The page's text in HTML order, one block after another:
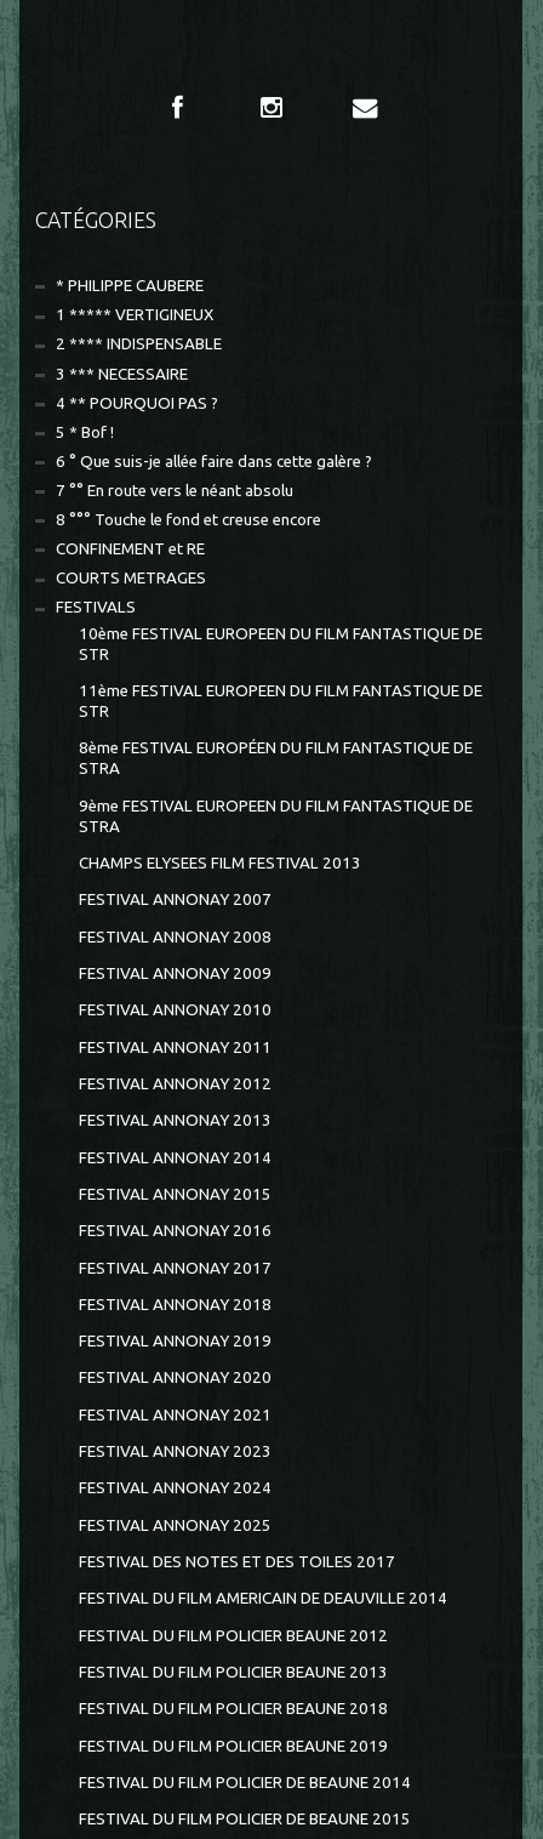
CATÉGORIES
* PHILIPPE CAUBERE
1 ***** VERTIGINEUX
2 **** INDISPENSABLE
3 *** NECESSAIRE
4 ** POURQUOI PAS ?
5 * Bof !
6 ° Que suis-je allée faire dans cette galère ?
7 °° En route vers le néant absolu
8 °°° Touche le fond et creuse encore
CONFINEMENT et RE
COURTS METRAGES
FESTIVALS
10ème FESTIVAL EUROPEEN DU FILM FANTASTIQUE DE
STR
11ème FESTIVAL EUROPEEN DU FILM FANTASTIQUE DE
STR
8ème FESTIVAL EUROPÉEN DU FILM FANTASTIQUE DE
STRA
9ème FESTIVAL EUROPEEN DU FILM FANTASTIQUE DE
STRA
CHAMPS ELYSEES FILM FESTIVAL 2013
FESTIVAL ANNONAY 2007
FESTIVAL ANNONAY 2008
FESTIVAL ANNONAY 2009
FESTIVAL ANNONAY 2010
FESTIVAL ANNONAY 2011
FESTIVAL ANNONAY 2012
FESTIVAL ANNONAY 2013
FESTIVAL ANNONAY 2014
FESTIVAL ANNONAY 2015
FESTIVAL ANNONAY 2016
FESTIVAL ANNONAY 2017
FESTIVAL ANNONAY 2018
FESTIVAL ANNONAY 2019
FESTIVAL ANNONAY 2020
FESTIVAL ANNONAY 2021
FESTIVAL ANNONAY 2023
FESTIVAL ANNONAY 2024
FESTIVAL ANNONAY 2025
FESTIVAL DES NOTES ET DES TOILES 2017
FESTIVAL DU FILM AMERICAIN DE DEAUVILLE 2014
FESTIVAL DU FILM POLICIER BEAUNE 2012
FESTIVAL DU FILM POLICIER BEAUNE 2013
FESTIVAL DU FILM POLICIER BEAUNE 2018
FESTIVAL DU FILM POLICIER BEAUNE 2019
FESTIVAL DU FILM POLICIER DE BEAUNE 2014
FESTIVAL DU FILM POLICIER DE BEAUNE 2015